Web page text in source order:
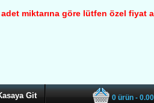
miktarına göre lütfen özel fiyat
0 ürün -
Git